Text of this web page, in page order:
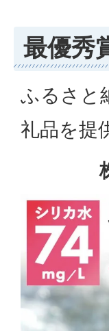
最優秀
ふるさと
礼品を提